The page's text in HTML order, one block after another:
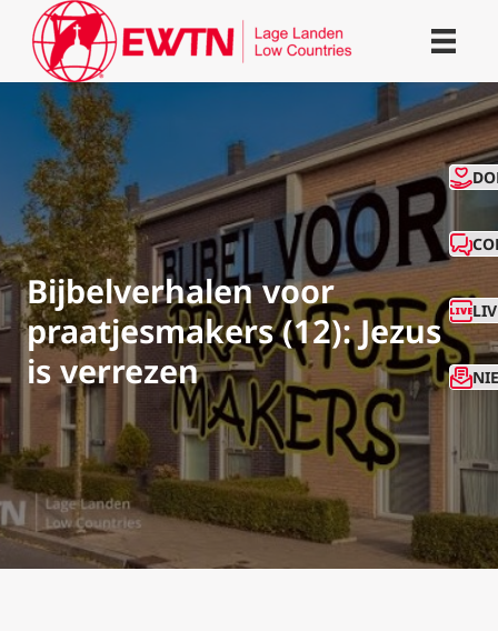
Bijbelverhalen voor
praatjesmakers (12): Jezus
is verrezen